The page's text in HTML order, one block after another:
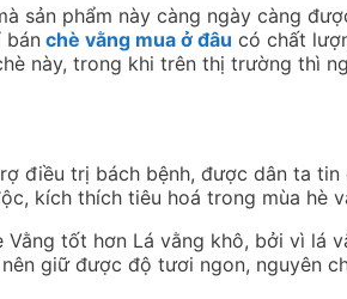
sản phẩm này càng ngày càng
bán chè vằng mua ở đâu có chất
này, trong khi trên thị trường thì
điều trị bách bệnh, được dân ta
kích thích tiêu hoá trong mùa hè
tốt hơn Lá vằng khô, bởi vì lá
giữ được độ tươi ngon, nguyên